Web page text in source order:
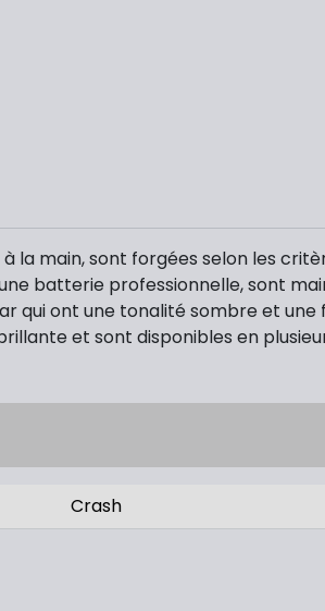
la main, sont forgées selon les
batterie professionnelle, sont
qui ont une tonalité sombre et
et sont disponibles en
Crash